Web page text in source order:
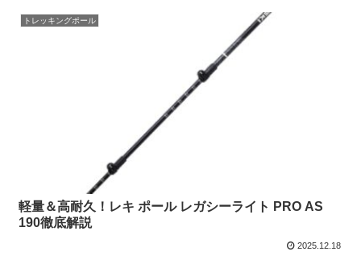
トレッキングポール
軽量＆高耐久！レキ ポール レガシーライト PRO AS
190徹底解説
2025.12.18